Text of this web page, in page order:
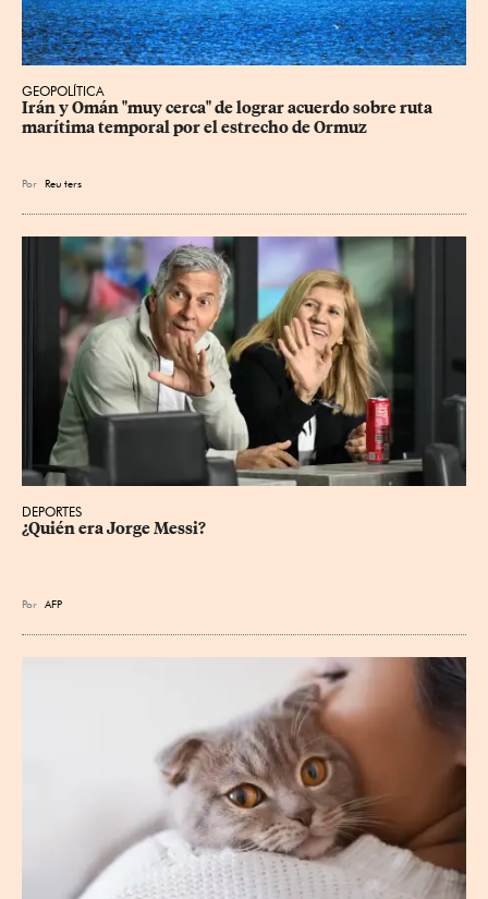
GEOPOLÍTICA
Irán y Omán "muy cerca" de lograr acuerdo sobre ruta
marítima temporal por el estrecho de Ormuz
Por Reu ters
DEPORTES
¿Quién era Jorge Messi?
Por AFP